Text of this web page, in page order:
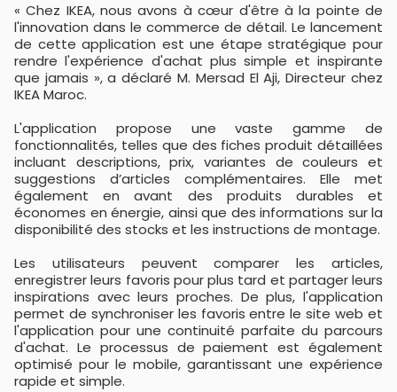
« Chez IKEA, nous avons à cœur d'être à la pointe de
l'innovation dans le commerce de détail. Le lancement
de cette application est une étape stratégique pour
rendre l'expérience d'achat plus simple et inspirante
que jamais », a déclaré M. Mersad El Aji, Directeur chez
IKEA Maroc.
L'application propose une vaste gamme de
fonctionnalités, telles que des fiches produit détaillées
incluant descriptions, prix, variantes de couleurs et
suggestions d’articles complémentaires. Elle met
également en avant des produits durables et
économes en énergie, ainsi que des informations sur la
disponibilité des stocks et les instructions de montage.
Les utilisateurs peuvent comparer les articles,
enregistrer leurs favoris pour plus tard et partager leurs
inspirations avec leurs proches. De plus, l'application
permet de synchroniser les favoris entre le site web et
l'application pour une continuité parfaite du parcours
d'achat. Le processus de paiement est également
optimisé pour le mobile, garantissant une expérience
rapide et simple.